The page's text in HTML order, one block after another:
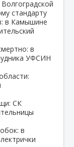
стандарту
в Камышине
в
УФСИН
СК
в